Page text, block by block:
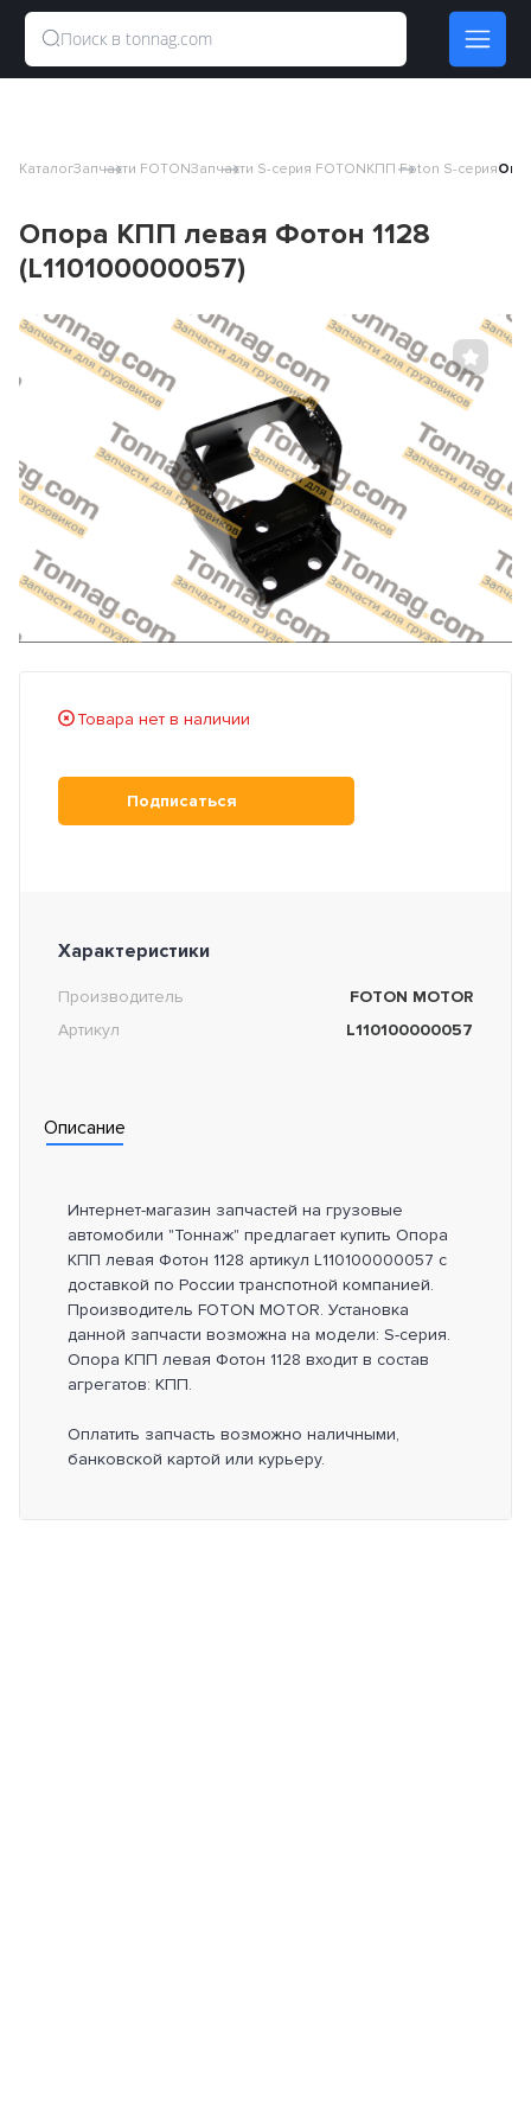
КаталогЗапчасти FOTONЗапчасти S-серия FOTONКПП Foton S-серия
Опора КПП левая Фотон 1128
(L110100000057)
Товара нет в наличии
Подписаться
Характеристики
Производитель
FOTON MOTOR
Артикул
L110100000057
Описание
Интернет-магазин запчастей на грузовые
автомобили "Тоннаж" предлагает купить Опора
КПП левая Фотон 1128 артикул L110100000057 с
доставкой по России транспотной компанией.
Производитель FOTON MOTOR. Установка
данной запчасти возможна на модели: S-серия.
Опора КПП левая Фотон 1128 входит в состав
агрегатов: КПП.
Оплатить запчасть возможно наличными,
банковской картой или курьеру.